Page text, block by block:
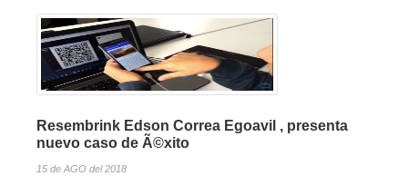
Resembrink Edson Correa Egoavil , presenta
nuevo caso de Ã©xito
15 de AGO del 2018